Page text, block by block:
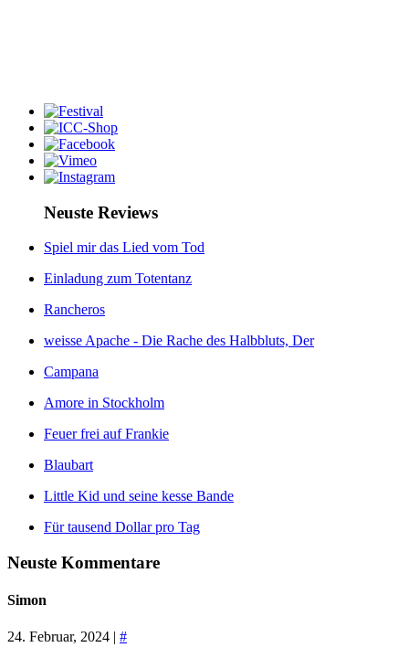
Neuste Reviews
Spiel mir das Lied vom Tod
Einladung zum Totentanz
Rancheros
weisse Apache - Die Rache des Halbbluts, Der
Campana
Amore in Stockholm
Feuer frei auf Frankie
Blaubart
Little Kid und seine kesse Bande
Für tausend Dollar pro Tag
Neuste Kommentare
Simon
24. Februar, 2024 | #